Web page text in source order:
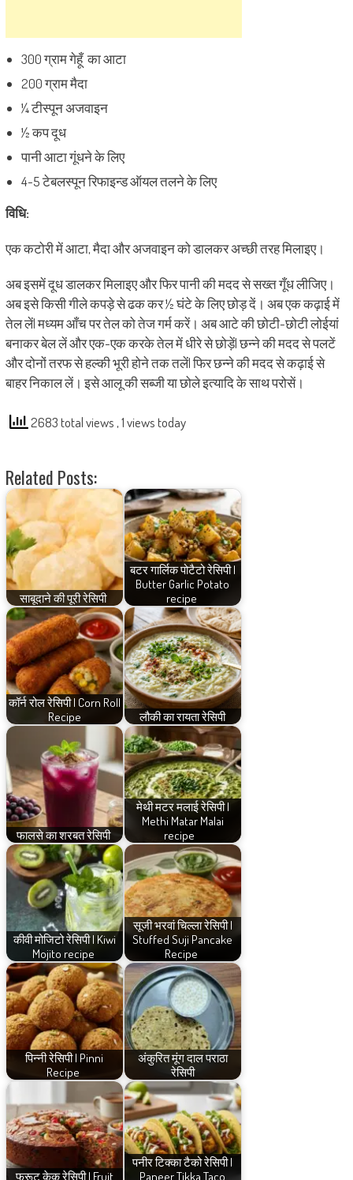
300 ग्राम गेहूँ का आटा
200 ग्राम मैदा
¼ टीस्पून अजवाइन
½ कप दूध
पानी आटा गूंधने के लिए
4-5 टेबलस्पून रिफाइन्ड ऑयल तलने के लिए
विधि:
एक कटोरी में आटा, मैदा और अजवाइन को डालकर अच्छी तरह मिलाइए।
अब इसमें दूध डालकर मिलाइए और फिर पानी की मदद से सख्त गूँध लीजिए।
अब इसे किसी गीले कपड़े से ढक कर ½ घंटे के लिए छोड़ दें। अब एक कढ़ाई में
तेल लें| मध्यम आँच पर तेल को तेज गर्म करें। अब आटे की छोटी-छोटी लोईयां
बनाकर बेल लें और एक-एक करके तेल में धीरे से छोड़ें| छन्ने की मदद से पलटें
और दोनों तरफ से हल्की भूरी होने तक तलें| फिर छन्ने की मदद से कढ़ाई से
बाहर निकाल लें। इसे आलू की सब्जी या छोले इत्यादि के साथ परोसें।
2683 total views, 1 views today
Related Posts:
साबूदाने की पूरी रेसिपी
बटर गार्लिक पोटैटो रेसिपी |
Butter Garlic Potato
recipe
कॉर्न रोल रेसिपी | Corn Roll
Recipe
लौकी का रायता रेसिपी
फालसे का शरबत रेसिपी
मेथी मटर मलाई रेसिपी |
Methi Matar Malai
recipe
कीवी मोजिटो रेसिपी | Kiwi
Mojito recipe
सूजी भरवां चिल्ला रेसिपी |
Stuffed Suji Pancake
Recipe
पिन्नी रेसिपी | Pinni
Recipe
अंकुरित मूंग दाल पराठा
रेसिपी
फ्रूट केक रेसिपी | Fruit
पनीर टिक्का टैको रेसिपी |
Paneer Tikka Taco